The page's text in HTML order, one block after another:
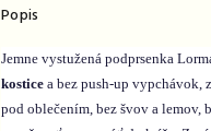
Popis
Jemne vystužená podprsenka
kosticea bez push-up vypchávok,
pod oblečením, bez švov a